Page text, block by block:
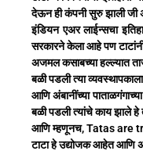
देऊन ही कंपनी सुरु झाली जी
इंडियन एअर लाईन्सचा
सरकारने केला आहे पण
अजमल कसाबच्या हल्ल्यात
बळी पडली त्या
आणि अंबानींच्या
बळी पडली त्यांचे काय झाले हे
आणि म्हणूनच, Tatas are
टाटा हे उद्योजक आहेत आणि